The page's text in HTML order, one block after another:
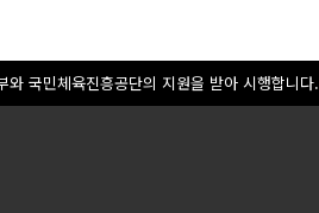
와 국민체육진흥공단의 지원을 받아 시행합니다.